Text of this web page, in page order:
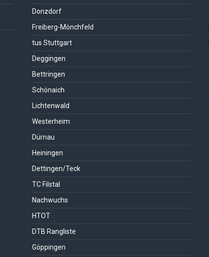
Donzdorf
Freiberg-Mönchfeld
tus Stuttgart
Deggingen
Bettringen
Schönaich
Lichtenwald
Westerheim
Dürnau
Heiningen
Dettingen/Teck
TC Filstal
Nachwuchs
HTOT
DTB Rangliste
Göppingen